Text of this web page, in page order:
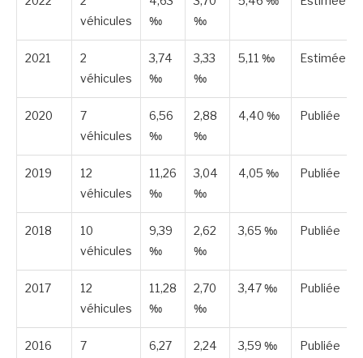
véhicules
‰
‰
2021
2
véhicules
3,74
‰
3,33
‰
5,11 ‰ Estimée
2020
7
véhicules
6,56
‰
2,88
‰
4,40 ‰ Publiée
2019
12
véhicules
11,26
‰
3,04
‰
4,05 ‰ Publiée
2018
10
véhicules
9,39
‰
2,62
‰
3,65 ‰ Publiée
2017
12
véhicules
11,28
‰
2,70
‰
3,47 ‰ Publiée
2016
7
6,27
2,24
3,59 ‰ Publiée